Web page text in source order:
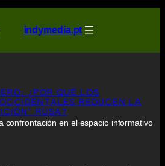
indymedia.pt
¿POR QUÉ LOS
REDUCEN LA
RUSA?
confrontación en el espacio informativo